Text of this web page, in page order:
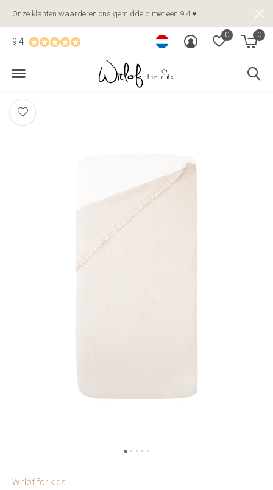
0 0
9.4
Onze klanten waarderen ons gemiddeld met een 9.4 ♥
Witlof for kids